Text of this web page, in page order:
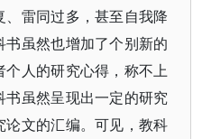
雷同过多，甚至自我降
虽然也增加了个别新的
人的研究心得，称不上
虽然呈现出一定的研究
文的汇编。可见，教科